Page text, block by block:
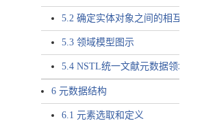
5.2 确定实体对象之间的相互关
5.3 领域模型图示
5.4 NSTL统一文献元数据领域模
6 元数据结构
6.1 元素选取和定义